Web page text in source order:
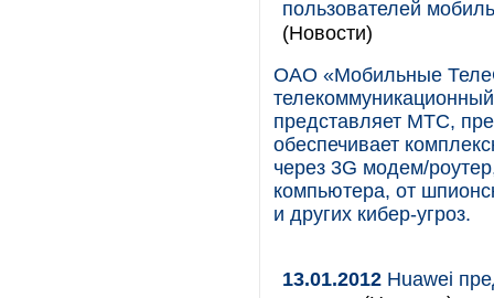
пользователей
(Новости)
ОАО «Мобильные
представляет МТС,
обеспечивает
через 3G модем/
компьютера, от
и других кибер-угроз.
13.01.2012 Huawei